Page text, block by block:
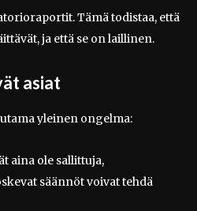
Tämä todistaa, että
ja että se on laillinen.
asiat
yleinen ongelma:
aina ole sallittuja,
säännöt voivat tehdä